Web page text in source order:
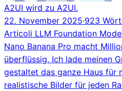
A2UI wird zu A2UI.
22. November 2025·923
Articoli LLM Foundation
Nano Banana Pro macht
überflüssig. Ich lade meinen
gestaltet das ganze Haus für
realistische Bilder für jeden